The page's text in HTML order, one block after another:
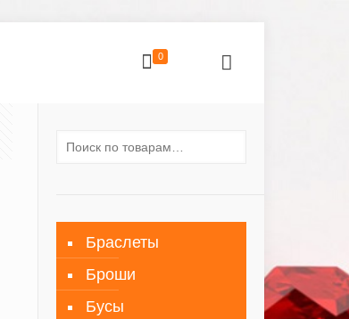
0
Браслеты
Броши
Бусы